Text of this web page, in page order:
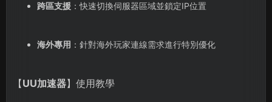
跨區支援：快速切換伺服器區域並鎖定IP位置
海外專用 ：針對海外玩家連線需求進行特別優化
【UU加速器】使用教學